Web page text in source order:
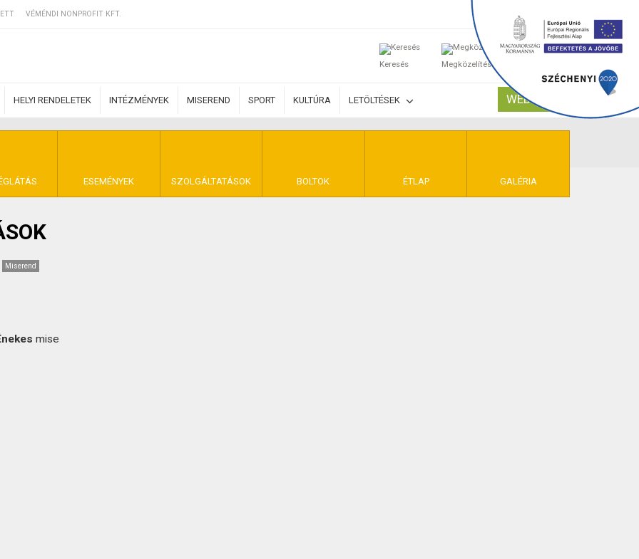
VÉMÉNDI NONPROFIT KFT.
Keresés Megközelítés
0
HELYI RENDELETEK INTÉZMÉNYEK MISEREND SPORT KULTÚRA LETÖLTÉSEK WEBSHOP
ESEMÉNYEK SZOLGÁLTATÁSOK BOLTOK ÉTLAP GALÉRIA
FELTÉTELEK
VÉMÉND
Miserend
mise